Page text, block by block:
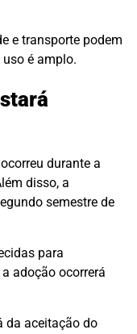
e transporte podem
é amplo.
durante a
disso, a
semestre de
para
adoção ocorrerá
da aceitação do